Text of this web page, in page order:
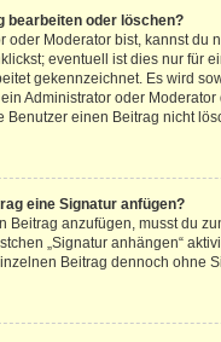
bearbeiten oder löschen?
oder Moderator bist, kannst
eventuell ist dies nur für
gekennzeichnet. Es wird
Administrator oder
Benutzer einen Beitrag nicht
eine Signatur anfügen?
Beitrag anzufügen, musst du
„Signatur anhängen“
Beitrag dennoch ohne